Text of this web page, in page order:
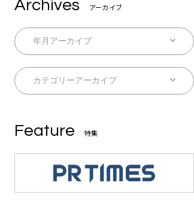
Archives アーカイブ
Feature 特集